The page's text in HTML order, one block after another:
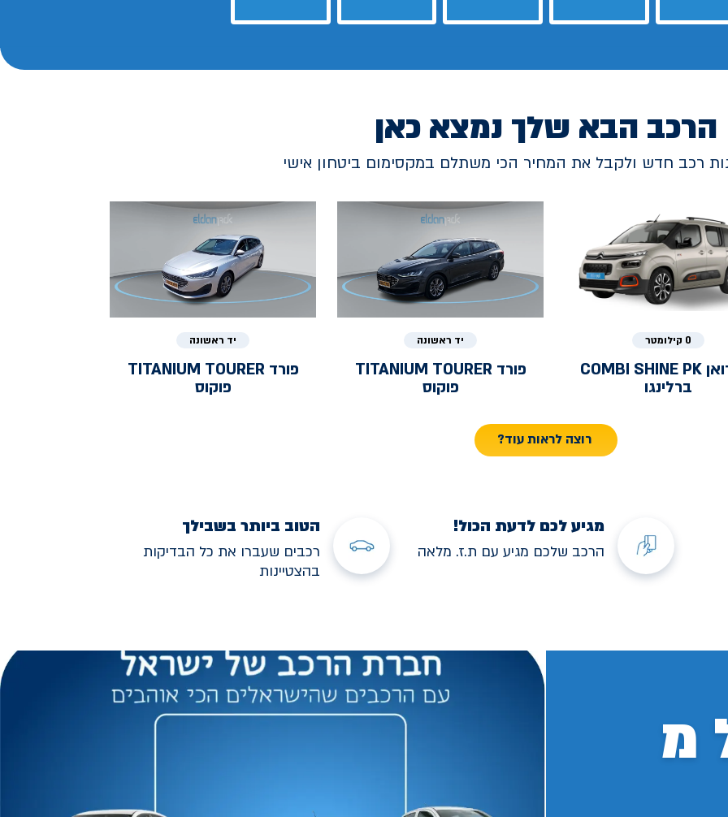
הרכב הבא שלך נמצא כאן
רכב חדש ולקבל את המחיר הכי משתלם במקסימום ביטחון אישי
0 קילומטר
COMBI SHINE PK
ברלינגו
יד ראשונה
פורד TITANIUM TOURER
פוקוס
יד ראשונה
פורד TITANIUM TOURER
פוקוס
רוצה לראות עוד?
מגיע לכם לדעת הכול!
הרכב שלכם מגיע עם ת.ז. מלאה
הטוב ביותר בשבילך
רכבים שעברו את כל הבדיקות
בהצטיינות
מ